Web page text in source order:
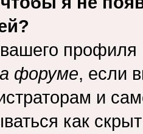
вашего
форуме, если
и
как